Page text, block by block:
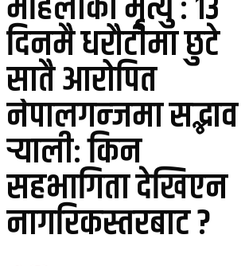
दिनमै धरौटीमा छुटे
सातै आरोपित
नेपालगन्जमा सद्भाव
र्‍यालीः किन
सहभागिता देखिएन
नागरिकस्तरबाट ?